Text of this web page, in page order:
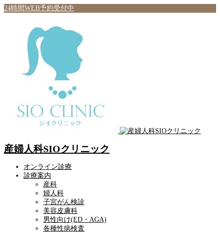
24時間WEB予約受付中
産婦人科SIOクリニック
オンライン診療
診療案内
産科
婦人科
子宮がん検診
美容皮膚科
男性向け(ED・AGA)
各種性病検査